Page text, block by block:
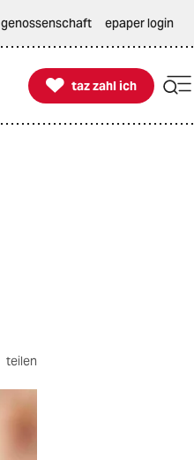
genossenschaft epaper login

taz zahl ich
taz zahl ich
teilen